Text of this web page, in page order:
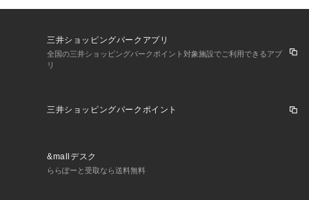
三井ショッピングパークアプリ
全国の三井ショッピングパークポイント対象施設でご利用できるアプ
リ
三井ショッピングパークポイント
&mallデスク
ららぽーと受取なら送料無料